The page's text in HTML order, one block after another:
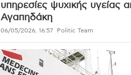
υπηρεσίες ψυχικής υγείας
Αγαπηδάκη
06/05/2026, 16:57 Politic Team